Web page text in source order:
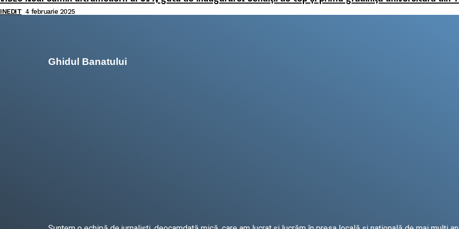
INEDIT 4 februarie 2025
Ghidul Banatului